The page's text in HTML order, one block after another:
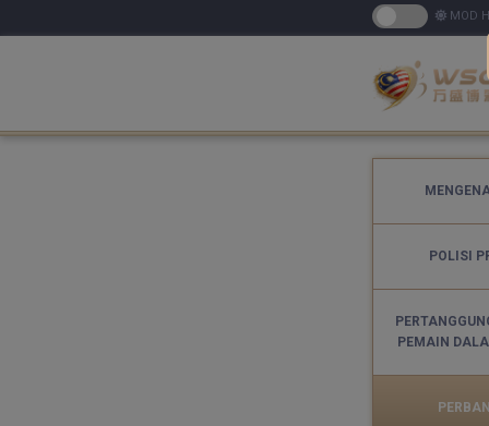
MOD
POLISI
PEMAIN